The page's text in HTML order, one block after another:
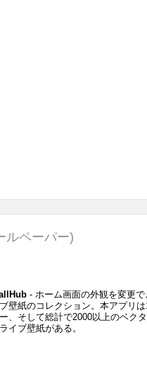
ルペーパー)
- ホーム画面の外観を変更
壁紙のコレクション。本アプリ
、そして総計で2000以上のベク
イブ壁紙がある。